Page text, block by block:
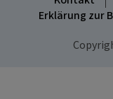
Erklärung zur